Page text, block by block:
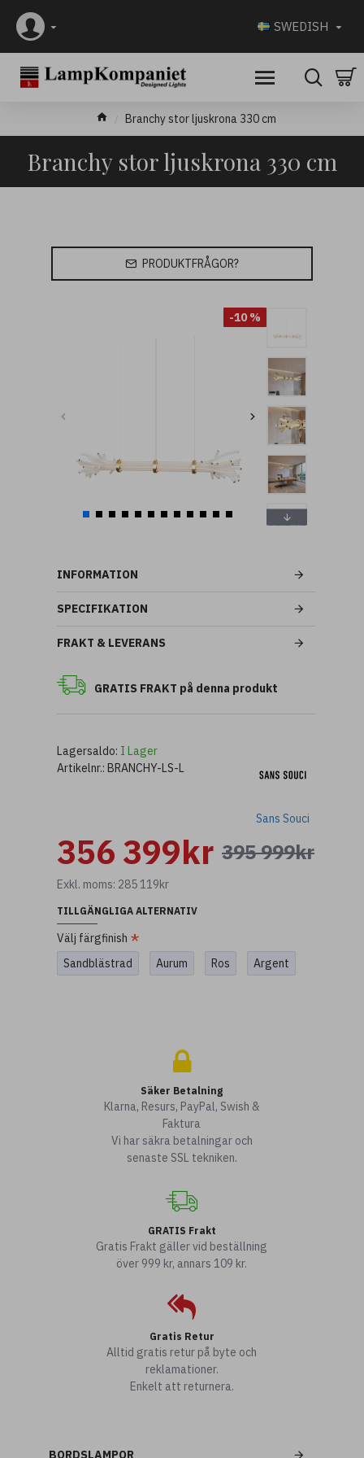
SWEDISH
Branchy stor ljuskrona 330 cm
Branchy stor ljuskrona 330 cm
PRODUKTFRÅGOR?
-10 %
INFORMATION
SPECIFIKATION
FRAKT & LEVERANS
GRATIS FRAKT på denna produkt
395 999kr
356 399kr
Exkl. moms: 285 119kr
Lagersaldo: I Lager
Artikelnr.: BRANCHY-LS-L
Sans Souci
TILLGÄNGLIGA ALTERNATIV
Välj färgfinish
Sandblästrad
Aurum Ros Argent
Säker Betalning
Klarna, Resurs, PayPal, Swish &
Faktura
Vi har säkra betalningar och
senaste SSL tekniken.
GRATIS Frakt
Gratis Frakt gäller vid beställning
över 999 kr, annars 109 kr.
Gratis Retur
Alltid gratis retur på byte och
reklamationer.
Enkelt att returnera.
BORDSLAMPOR